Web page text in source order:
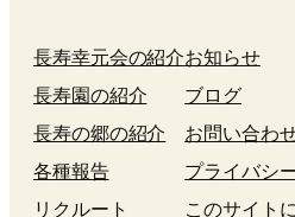
長寿幸元会の紹介
長寿園の紹介
長寿の郷の紹介
各種報告
リクルート
お知らせ
ブログ
お問い合わ
プライバシ
このサイト